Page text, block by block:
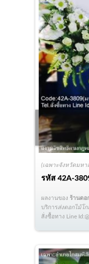
(เฉพาะจังหวัดมหา
รหัส42A-
ผลงานของ ร้านดอ
บริการส่งดอกไม้โ
สั่งซื้อทาง Line